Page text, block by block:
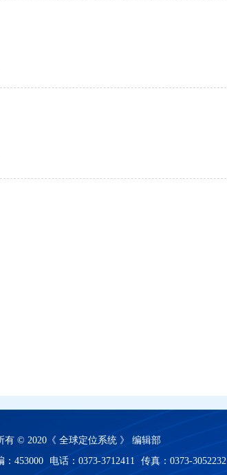
有 © 2020《 全球定位系统 》 编辑部
：453000 电话：0373-3712411 传真：0373-3052232